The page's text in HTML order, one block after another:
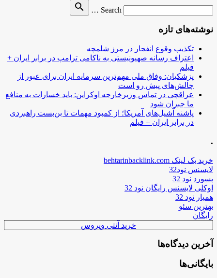
Search …
search
نوشته‌های تازه
تکذیب وقوع انفجار در مرز شلمچه
اعتراف رسانه صهیونیستی به ناکامی ترامپ در برابر ایران +
فیلم
پزشکیان: وفاق ملی مهم‌ترین سرمایه ایران برای عبور از
چالش‌های پیش رو است
عراقچی در تماس وزیرخارجه اوکراین: باید خسارات به منافع
ما جبران شود
پاشنه آشیل‌های آمریکا؛ از کمبود مهمات تا بن‌بست راهبردی
در برابر ایران + فیلم
.
خرید بک لینک behtarinbacklink.com
لایسنس نود32
پسورد نود 32
اوکلی لایسنس رایگان نود 32
همیار نود 32
بهترین سئو
رایگان
خرید آنتی ویروس
آخرین دیدگاه‌ها
بایگانی‌ها